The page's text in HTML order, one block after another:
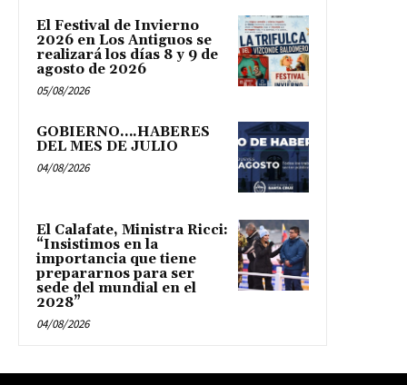
El Festival de Invierno
2026 en Los Antiguos se
realizará los días 8 y 9 de
agosto de 2026
05/08/2026
GOBIERNO….HABERES
DEL MES DE JULIO
04/08/2026
El Calafate, Ministra Ricci:
“Insistimos en la
importancia que tiene
prepararnos para ser
sede del mundial en el
2028”
04/08/2026